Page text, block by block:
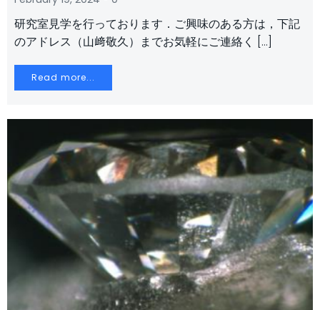
研究室見学を行っております．ご興味のある方は，下記
のアドレス（山﨑敬久）までお気軽にご連絡く […]
Read more...